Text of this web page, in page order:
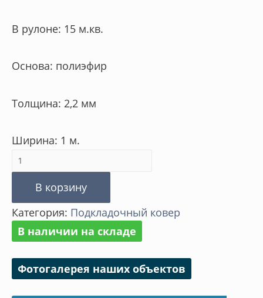
В рулоне: 15 м.кв.
Основа: полиэфир
Толщина: 2,2 мм
Ширина: 1 м.
Количество
товара
Подкладочный
ковер
УЛЬТРА/ULTRA
В корзину
Категория: Подкладочный ковер
В наличии на складе
Фотогалерея наших объектов